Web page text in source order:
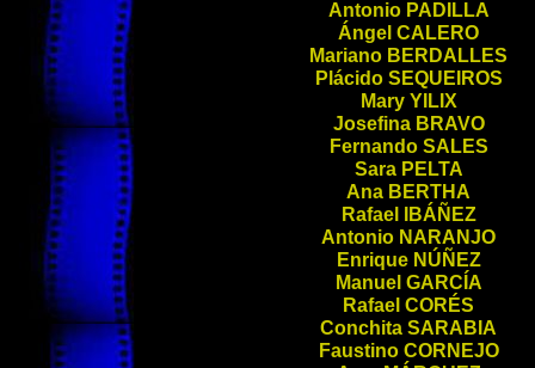
Antonio PADILLA
Ángel CALERO
Mariano BERDALLES
Plácido SEQUEIROS
Mary YILIX
Josefina BRAVO
Fernando SALES
Sara PELTA
Ana BERTHA
Rafael IBÁÑEZ
Antonio NARANJO
Enrique NÚÑEZ
Manuel GARCÍA
Rafael CORÉS
Conchita SARABIA
Faustino CORNEJO